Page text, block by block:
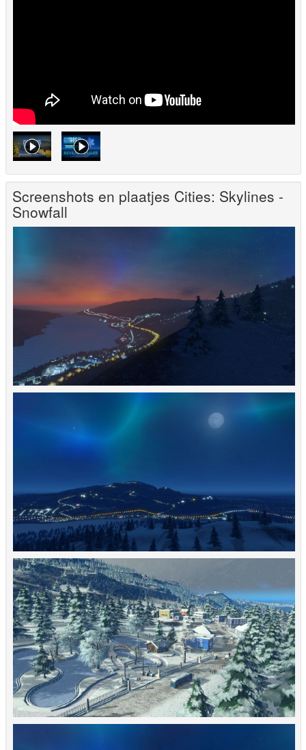
Screenshots en plaatjes Cities: Skylines -
Snowfall